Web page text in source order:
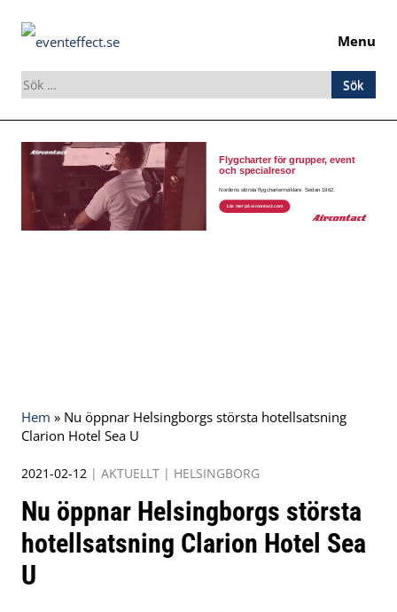
Menu
Sök
efter:
Skip
content
Hem » Nu öppnar Helsingborgs största hotellsatsning
Clarion Hotel Sea U
2021-02-12 | AKTUELLT | HELSINGBORG
Nu öppnar Helsingborgs största
hotellsatsning Clarion Hotel Sea
U